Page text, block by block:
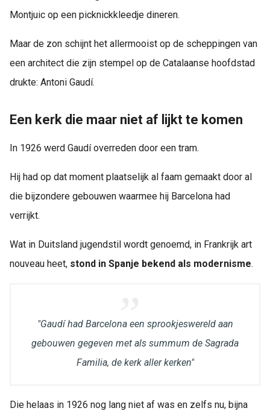
Montjuic op een picknickkleedje dineren.
Maar de zon schijnt het allermooist op de scheppingen van
een architect die zijn stempel op de Catalaanse hoofdstad
drukte: Antoni Gaudí.
Een kerk die maar niet af lijkt te komen
In 1926 werd Gaudí overreden door een tram.
Hij had op dat moment plaatselijk al faam gemaakt door al
die bijzondere gebouwen waarmee hij Barcelona had
verrijkt.
Wat in Duitsland jugendstil wordt genoemd, in Frankrijk art
nouveau heet, stond in Spanje bekend als modernisme.
"Gaudí had Barcelona een sprookjeswereld aan
gebouwen gegeven met als summum de Sagrada
Familia, de kerk aller kerken"
Die helaas in 1926 nog lang niet af was en zelfs nu, bijna